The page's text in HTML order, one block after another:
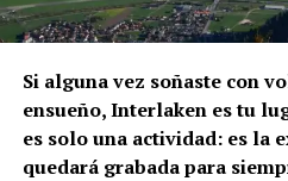
Si alguna vez soñaste con
ensueño, Interlaken es tu
es solo una actividad: es la
quedará grabada para